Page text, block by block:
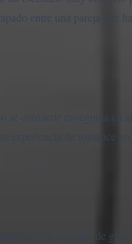
entre una pareja que
se convierte enseguida en
experiencia de romance
No depende de